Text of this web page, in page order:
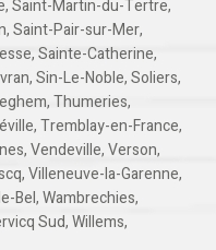
,Saint-Martin-du-Tertre,
,Saint-Pair-sur-Mer,
,Sainte-Catherine,
,Sin-Le-Noble,Soliers,
,Thumeries,
,Tremblay-en-France,
,Vendeville,Verson,
,Villeneuve-la-Garenne,
Bel,Wambrechies,
Sud,Willems,